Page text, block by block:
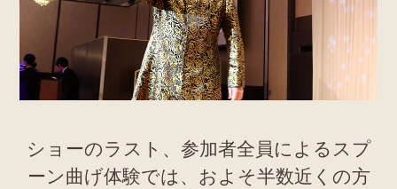
ショーのラスト、参加者全員によるスプ
ーン曲げ体験では、およそ半数近くの方